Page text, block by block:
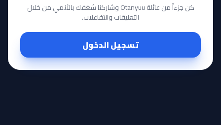
كن جزءاً من عائلة Otanyuu وشاركنا شغفك بالأنمي من خلال
التعليقات والتفاعلات.
تسجيل الدخول